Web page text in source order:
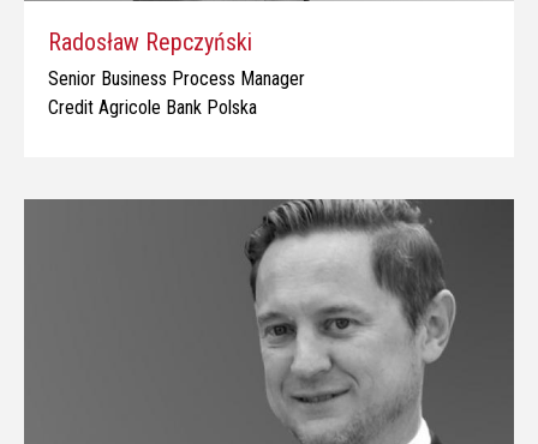
Radosław Repczyński
Senior Business Process Manager
Credit Agricole Bank Polska